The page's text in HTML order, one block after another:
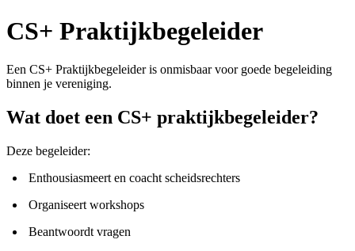
CS+ Praktijkbegeleider
Een CS+ Praktijkbegeleider is onmisbaar voor goede begeleiding
binnen je vereniging.
Wat doet een CS+ praktijkbegeleider?
Deze begeleider:
Enthousiasmeert en coacht scheidsrechters
Organiseert workshops
Beantwoordt vragen